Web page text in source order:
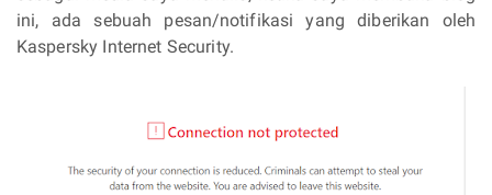
ini, ada sebuah pesan/notifikasi yang diberikan oleh
Kaspersky Internet Security.